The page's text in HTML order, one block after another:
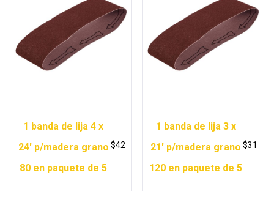
1 banda de lija 4 x
24′ p/madera grano
80 en paquete de 5
$42
1 banda de lija 3 x
21′ p/madera grano
120 en paquete de 5
$31